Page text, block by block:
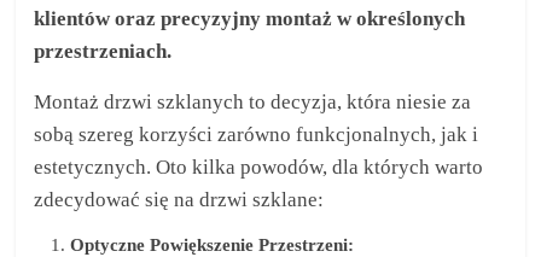
klientów oraz precyzyjny montaż w określonych
przestrzeniach.
Montaż drzwi szklanych to decyzja, która niesie za
sobą szereg korzyści zarówno funkcjonalnych, jak i
estetycznych. Oto kilka powodów, dla których warto
zdecydować się na drzwi szklane:
Optyczne Powiększenie Przestrzeni: